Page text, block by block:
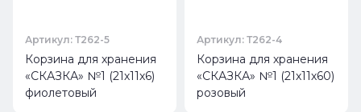
Артикул: Т262-5
Корзина для хранения
«СКАЗКА» №1 (21х11х6)
фиолетовый
Артикул: Т262-4
Корзина для хранения
«СКАЗКА» №1 (21х11х60)
розовый